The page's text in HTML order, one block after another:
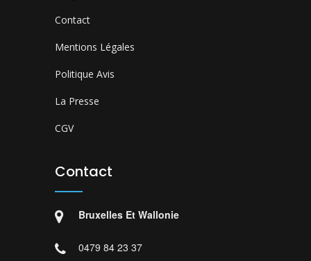
Contact
Mentions Légales
Politique Avis
La Presse
CGV
Contact
Bruxelles Et Wallonie
0479 84 23 37